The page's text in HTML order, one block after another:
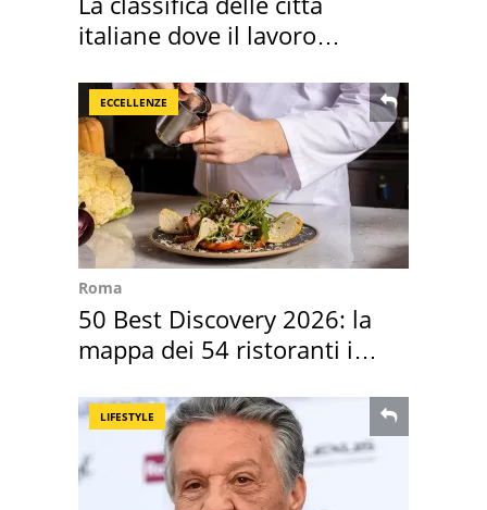
italiane dove il lavoro
ECCELLENZE
Roma
50 Best Discovery 2026: la
mappa dei 54 ristoranti in
LIFESTYLE